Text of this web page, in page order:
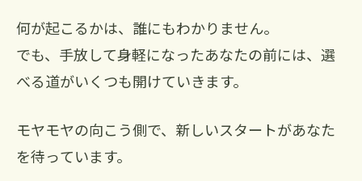
何が起こるかは、誰にもわかりません。
でも、手放して身軽になったあなたの前には、選
べる道がいくつも開けていきます。
モヤモヤの向こう側で、新しいスタートがあなた
を待っています。